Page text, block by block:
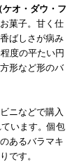
ケオ・ダウ・フ
菓子。甘く仕
ばしさが病み
度の平たい円
形など形のバ
ニなどで購入
います。個包
あるバラマキ
です。